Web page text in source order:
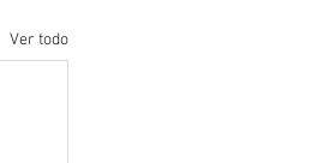
Ver todo